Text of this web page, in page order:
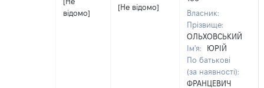
відомо]
[Не відомо]
Власник:
Прізвище:
ОЛЬХОВСЬКИЙ
Ім'я:
ЮРІЙ
По батькові
(за наявності):
ФРАНЦЕВИЧ